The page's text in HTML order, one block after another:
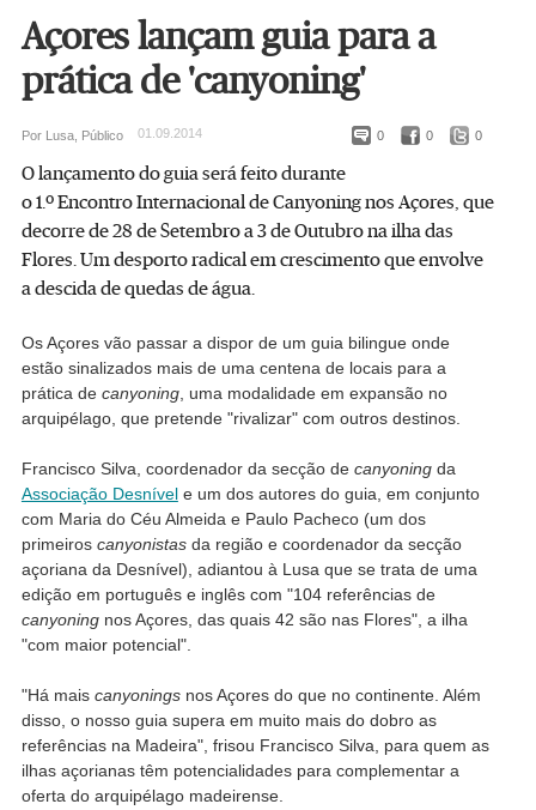
Açores lançam guia para a
prática de 'canyoning'
0 0 0
Por Lusa, Público 01.09.2014
O lançamento do guia será feito durante
o 1.º Encontro Internacional de Canyoning nos Açores, que
decorre de 28 de Setembro a 3 de Outubro na ilha das
Flores. Um desporto radical em crescimento que envolve
a descida de quedas de água.
Os Açores vão passar a dispor de um guia bilingue onde
estão sinalizados mais de uma centena de locais para a
prática de canyoning, uma modalidade em expansão no
arquipélago, que pretende "rivalizar" com outros destinos.
Francisco Silva, coordenador da secção de canyoningda
Associação Desnívele um dos autores do guia, em conjunto
com Maria do Céu Almeida e Paulo Pacheco (um dos
primeiros canyonistasda região e coordenador da secção
açoriana da Desnível), adiantou à Lusa que se trata de uma
edição em português e inglês com "104 referências de
canyoningnos Açores, das quais 42 são nas Flores", a ilha
"com maior potencial".
"Há mais canyoningsnos Açores do que no continente. Além
disso, o nosso guia supera em muito mais do dobro as
referências na Madeira", frisou Francisco Silva, para quem as
ilhas açorianas têm potencialidades para complementar a
oferta do arquipélago madeirense.